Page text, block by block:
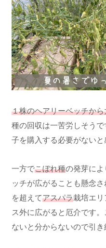
１株のヘアリーベッチから
種の回収は一苦労しそう
子を購入する必要がない
一方でこぼれ種の発芽に
ッチが広がることも懸念さ
を超えてアスパラ栽培エリ
ス外に広がると厄介です
ないと分からないので引き